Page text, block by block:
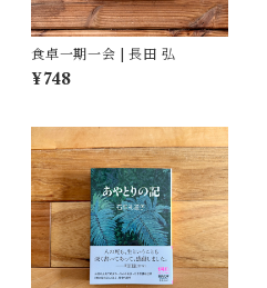
食卓一期一会 | 長田 弘
¥748